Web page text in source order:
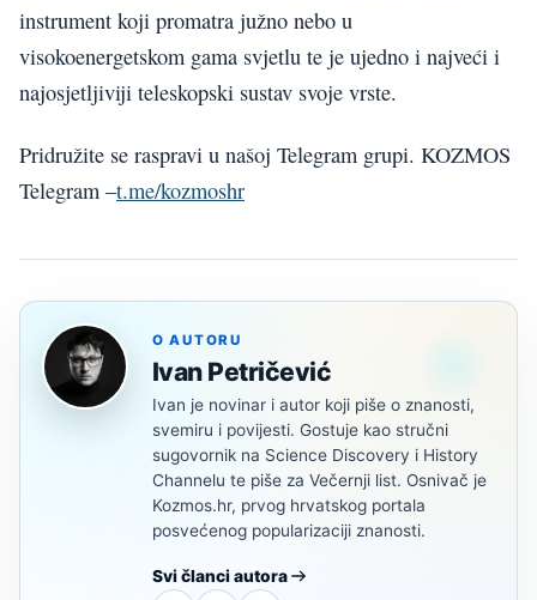
instrument koji promatra južno nebo u
visokoenergetskom gama svjetlu te je ujedno i najveći i
najosjetljiviji teleskopski sustav svoje vrste.
Pridružite se raspravi u našoj Telegram grupi. KOZMOS
Telegram –t.me/kozmoshr
O AUTORU
Ivan Petričević
Ivan je novinar i autor koji piše o znanosti,
svemiru i povijesti. Gostuje kao stručni
sugovornik na Science Discovery i History
Channelu te piše za Večernji list. Osnivač je
Kozmos.hr, prvog hrvatskog portala
posvećenog popularizaciji znanosti.
Svi članci autora